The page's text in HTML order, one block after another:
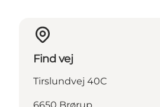
Find vej
Tirslundvej 40C